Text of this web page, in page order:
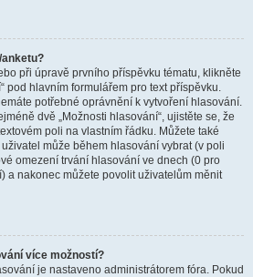
při úpravě prvního příspěvku tématu, klikněte
pod hlavním formulářem pro text příspěvku.
potřebné oprávnění k vytvoření hlasování.
dvě „Možnosti hlasování“, ujistěte se, že
poli na vlastním řádku. Můžete také
může během hlasování vybrat (v poli
omezení trvání hlasování ve dnech (0 pro
a nakonec můžete povolit uživatelům měnit
více možností?
je nastaveno administrátorem fóra. Pokud